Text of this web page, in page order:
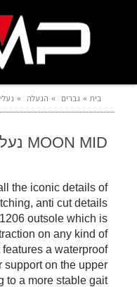
בית גברים הנעלה
MOON MID נעלי טיולים לגברים
the iconic details of
anti cut details
outsole which is
on any kind of
a waterproof
support on the upper
to a more stable gait.